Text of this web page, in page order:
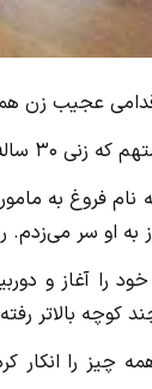
عجیب زن
النگوهای او را سرقت کرده بود.
نام فروغ به
او سر می‌زدم.
را آغاز و
کوچه بالاتر
چیز را انکار